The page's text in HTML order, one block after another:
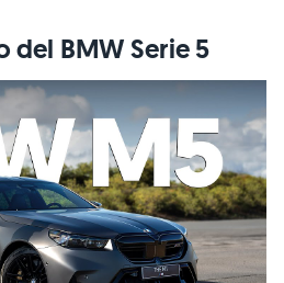
del BMW Serie 5